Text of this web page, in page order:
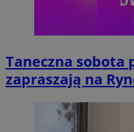
Taneczna sobota
zapraszają na